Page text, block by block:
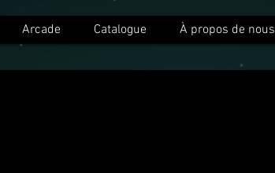
Arcade Catalogue À propos de nous